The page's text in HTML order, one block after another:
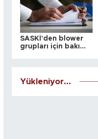
SASKİ'den blower
grupları için bakım
Yükleniyor...